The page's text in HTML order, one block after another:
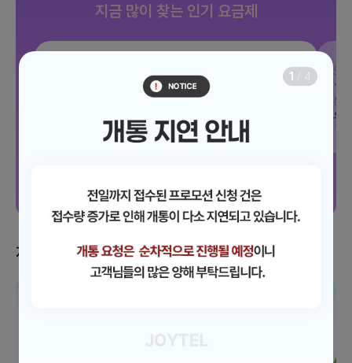
지금 많이 찾는 인기 요금제
JOY 500분 30GB
문자 100건
월 12,100원/ 평생할인
통
지금 받을 수 있는 혜택 이벤트 더보기
1